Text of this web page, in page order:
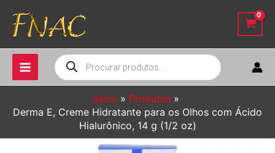
para
conteúdo
Pesquisar
produtos
Início
Produtos
Derma E, Creme Hidratante para os Olhos com Ácido
Hialurônico, 14 g (1/2 oz)